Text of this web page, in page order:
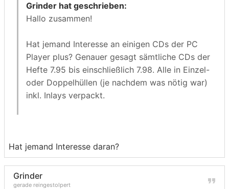
Grinder hat geschrieben:
Hallo zusammen!
Hat jemand Interesse an einigen CDs der PC
Player plus? Genauer gesagt sämtliche CDs der
Hefte 7.95 bis einschließlich 7.98. Alle in Einzel-
oder Doppelhüllen (je nachdem was nötig war)
inkl. Inlays verpackt.
Hat jemand Interesse daran?
Grinder
gerade reingestolpert